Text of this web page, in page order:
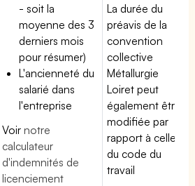
- soit la
moyenne des 3
derniers mois
pour résumer)
L'ancienneté du
salarié dans
l'entreprise
Voirnotre
calculateur
d'indemnités de
licenciement
La durée du
préavis de la
convention
collective
Métallurgie
Loiret peut
également être
modifiée par
rapport à celle
du code du
travail